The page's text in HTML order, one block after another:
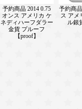
予約商品 2014 0.75
オンス アメリカ ケ
ネディハーフダラー
金貨 プルーフ
【proof】
予約商
ス アメ
ル銀